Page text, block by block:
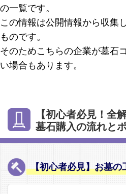
の一覧です。
この情報は公開情報から収集
ものです。
そのためこちらの企業が墓石
い場合もあります。
【初心者必見！全
墓石購入の流れと
【初心者必見】お墓の